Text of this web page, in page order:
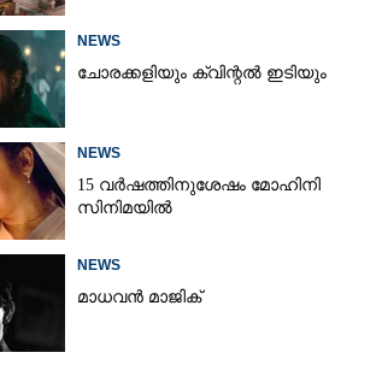
NEWS
ചോരക്കളിയും ക്വിന്റൽ ഇടിയും
NEWS
15 വർഷത്തിനുശേഷം മോഹിനി
സിനിമയിൽ
NEWS
മാധവൻ മാജിക്